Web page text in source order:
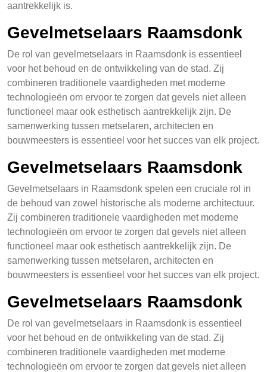
aantrekkelijk is.
Gevelmetselaars Raamsdonk
De rol van gevelmetselaars in Raamsdonk is essentieel
voor het behoud en de ontwikkeling van de stad. Zij
combineren traditionele vaardigheden met moderne
technologieën om ervoor te zorgen dat gevels niet alleen
functioneel maar ook esthetisch aantrekkelijk zijn. De
samenwerking tussen metselaren, architecten en
bouwmeesters is essentieel voor het succes van elk project.
Gevelmetselaars Raamsdonk
Gevelmetselaars in Raamsdonk spelen een cruciale rol in
de behoud van zowel historische als moderne architectuur.
Zij combineren traditionele vaardigheden met moderne
technologieën om ervoor te zorgen dat gevels niet alleen
functioneel maar ook esthetisch aantrekkelijk zijn. De
samenwerking tussen metselaren, architecten en
bouwmeesters is essentieel voor het succes van elk project.
Gevelmetselaars Raamsdonk
De rol van gevelmetselaars in Raamsdonk is essentieel
voor het behoud en de ontwikkeling van de stad. Zij
combineren traditionele vaardigheden met moderne
technologieën om ervoor te zorgen dat gevels niet alleen